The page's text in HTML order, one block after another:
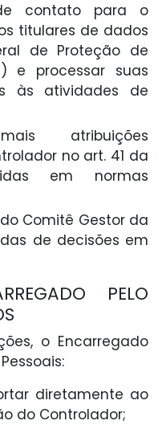
contato para o
titulares de dados
de Proteção de
e processar suas
às atividades de
atribuições
no art. 41 da
em normas
Comitê Gestor da
de decisões em
PELO
o Encarregado
diretamente ao
do Controlador;